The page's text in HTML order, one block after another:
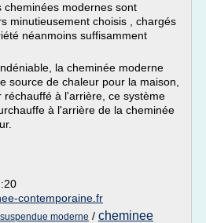
cheminées modernes sont
minutieusement choisis , chargés
néanmoins suffisamment
la cheminée moderne
source de chaleur pour la maison,
réchauffé à l'arrière, ce système
à l'arrière de la cheminée
contemporaine.fr
moderne / cheminee